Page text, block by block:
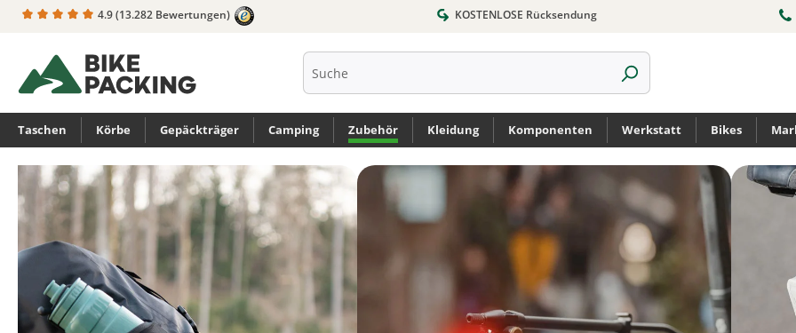
Zur Hauptnavigation springen
4.9(13.282 Bewertungen) KOSTENLOSE Rücksendung
Taschen Körbe Gepäckträger Camping Zubehör Kleidung Komponenten Werkstatt Bikes